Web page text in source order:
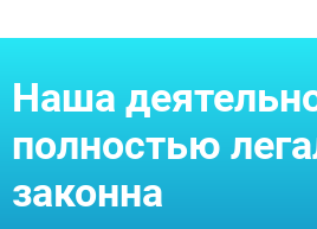
Наша
полностью
законна